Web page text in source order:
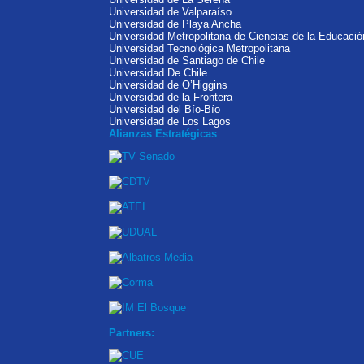
Universidad de Valparaíso
Universidad de Playa Ancha
Universidad Metropolitana de Ciencias de la
Universidad Tecnológica Metropolitana
Universidad de Santiago de Chile
Universidad De Chile
Universidad de O’Higgins
Universidad de la Frontera
Universidad del Bío-Bío
Universidad de Los Lagos
Alianzas Estratégicas
Partners: